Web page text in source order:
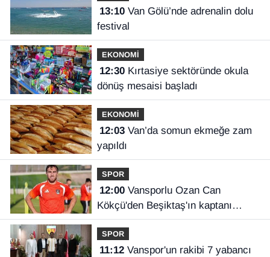
13:10Van Gölü’nde adrenalin dolu
festival
EKONOMİ
12:30Kırtasiye sektöründe okula
dönüş mesaisi başladı
EKONOMİ
12:03Van’da somun ekmeğe zam
yapıldı
SPOR
12:00Vansporlu Ozan Can
Kökçü'den Beşiktaş'ın kaptanı
kardeşi Orkun'a destek
SPOR
11:12Vanspor'un rakibi 7 yabancı